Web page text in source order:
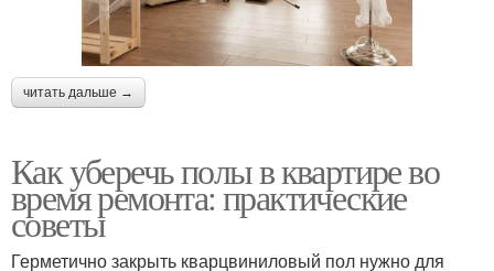
читать дальше →
Как уберечь полы в квартире во
время ремонта: практические
советы
Герметично закрыть кварцвиниловый пол нужно для